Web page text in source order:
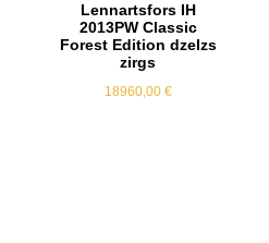
Lennartsfors IH
2013PW Classic
Forest Edition dzelzs
zirgs
18960,00 €